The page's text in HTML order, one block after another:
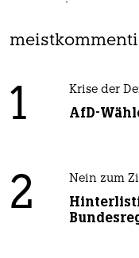
1 Krise der
AfD-
2 Nein zum